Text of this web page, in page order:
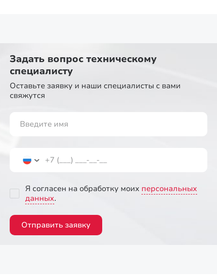
Задать вопрос техническому
специалисту
Оставьте заявку и наши специалисты с вами
свяжутся
Я согласен на обработку моих персональных
данных.
Отправить заявку